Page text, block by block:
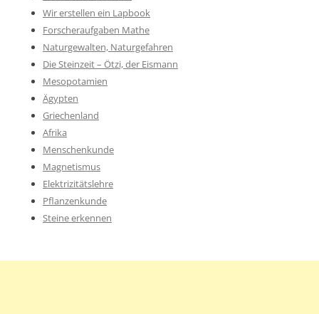
Wir erstellen ein Lapbook
Forscheraufgaben Mathe
Naturgewalten, Naturgefahren
Die Steinzeit – Ötzi, der Eismann
Mesopotamien
Ägypten
Griechenland
Afrika
Menschenkunde
Magnetismus
Elektrizitätslehre
Pflanzenkunde
Steine erkennen